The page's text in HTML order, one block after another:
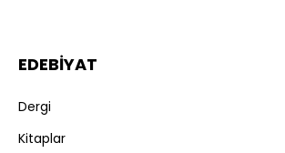
EDEBİYAT
Dergi
Kitaplar